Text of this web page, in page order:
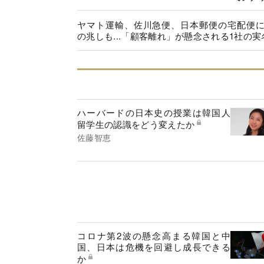
ヤマト運輸、佐川急便、日本郵便の宅配便
の兆しも...「顧客離れ」が懸念される1社の実
ハーバードの日本史の授業は韓国人
留学生の認識をどう変えたか
佐藤智恵
コロナ第2波の懸念高まる韓国と中
国、日本は危機を回避し成長できる
か